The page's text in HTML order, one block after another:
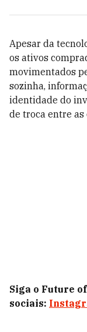
Apesar da
os ativos
movimentados
sozinha,
identidade do
de troca entre
Siga o Future
sociais: